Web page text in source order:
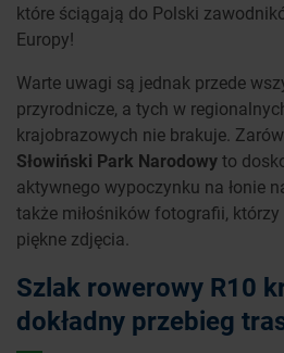
które ściągają do Polski
Europy!
Warte uwagi są jednak przede
przyrodnicze, a tych w
krajobrazowych nie brakuje.
Słowiński Park Narodowyto
aktywnego wypoczynku na łonie
także miłośników fotografii,
piękne zdjęcia.
Szlak rowerowy R10
dokładny przebieg